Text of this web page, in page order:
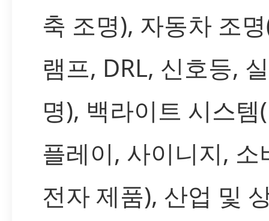
축 조명), 자동차 조
램프, DRL, 신호등,
명), 백라이트 시스템
플레이, 사이니지, 소
전자 제품), 산업 및